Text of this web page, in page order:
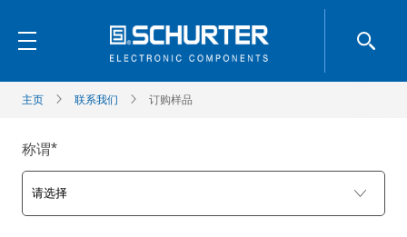
主页 联系我们 订购样品
称谓*